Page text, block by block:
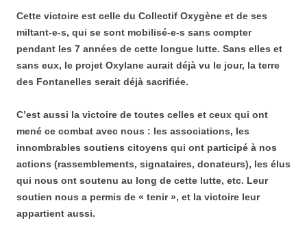
Cette victoire est celle du Collectif Oxygène et de ses
miltant-e-s, qui se sont mobilisé-e-s sans compter
pendant les 7 années de cette longue lutte. Sans elles et
sans eux, le projet Oxylane aurait déjà vu le jour, la terre
des Fontanelles serait déjà sacrifiée.
C’est aussi la victoire de toutes celles et ceux qui ont
mené ce combat avec nous : les associations, les
innombrables soutiens citoyens qui ont participé à nos
actions (rassemblements, signataires, donateurs), les élus
qui nous ont soutenu au long de cette lutte, etc. Leur
soutien nous a permis de « tenir », et la victoire leur
appartient aussi.